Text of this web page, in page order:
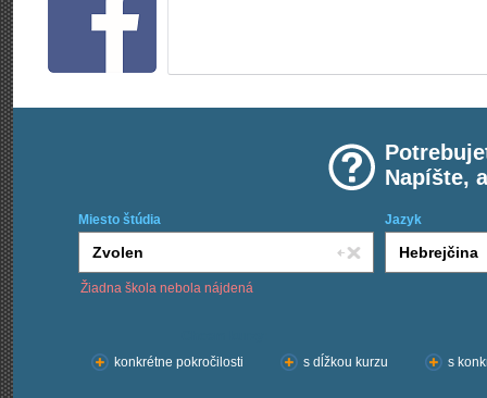
Napíšte,
Miesto štúdia Jazyk
Žiadna škola nebola nájdená
konkrétne pokročilosti
s dĺžkou kurzu s